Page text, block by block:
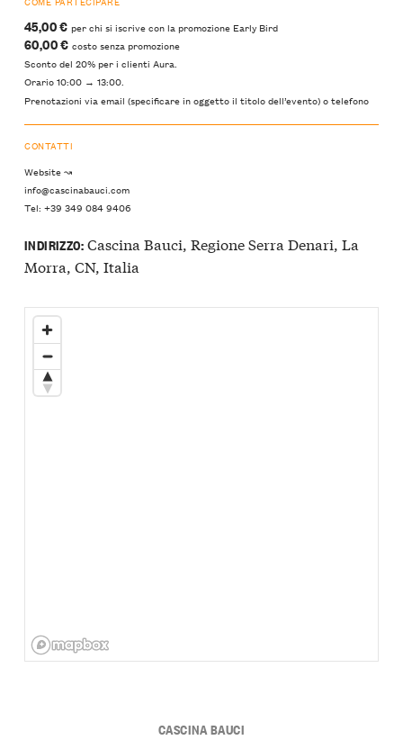
45,00 € per chi si iscrive con la promozione Early Bird
60,00 € costo senza promozione
Sconto del 20% per i clienti Aura.
Orario 10:00 → 13:00.
Prenotazioni via email (specificare in oggetto il titolo dell’evento) o telefono
CONTATTI
Website ↝
info@cascinabauci.com
Tel: +39 349 084 9406
INDIRIZZO:Cascina Bauci, Regione Serra Denari, La
Morra, CN, Italia
CASCINA BAUCI